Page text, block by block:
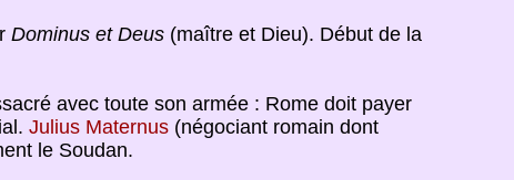
Dominus et Deus(maître et Dieu). Début de la
avec toute son armée : Rome doit payer
Julius Maternus(négociant romain dont
le Soudan.